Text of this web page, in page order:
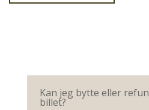
Kan jeg bytte eller
billet?